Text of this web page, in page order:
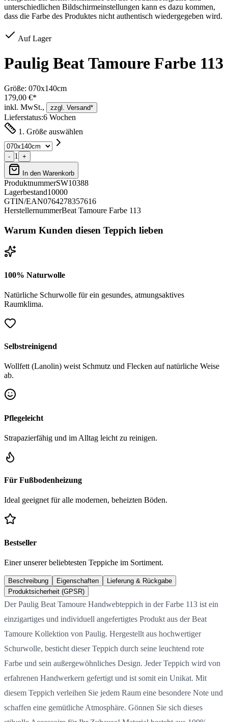
unterschiedlichen Bildschirmeinstellungen kann es dazu kommen,
dass die Farbe des Produktes nicht authentisch wiedergegeben wird.
Auf Lager
Paulig Beat Tamoure Farbe 113
Größe: 070x140cm
179,00 €*
inkl. MwSt.,
zzgl. Versand*
Lieferstatus:6 Wochen
1. Größe auswählen
- 1 +
In den Warenkorb
ProduktnummerSW10388
Lagerbestand10000
GTIN/EAN0764278357616
HerstellernummerBeat Tamoure Farbe 113
Warum Kunden diesen Teppich lieben
100% Naturwolle
Natürliche Schurwolle für ein gesundes, atmungsaktives
Raumklima.
Selbstreinigend
Wollfett (Lanolin) weist Schmutz und Flecken auf natürliche Weise
ab.
Pflegeleicht
Strapazierfähig und im Alltag leicht zu reinigen.
Für Fußbodenheizung
Ideal geeignet für alle modernen, beheizten Böden.
Bestseller
Einer unserer beliebtesten Teppiche im Sortiment.
Beschreibung Eigenschaften
Lieferung & Rückgabe
Produktsicherheit (GPSR)
Der Paulig Beat Tamoure Handwebteppich in der Farbe 113 ist ein
einzigartiges und individuell angefertigtes Produkt aus der Beat
Tamoure Kollektion von Paulig. Hergestellt aus hochwertiger
Schurwolle, besticht dieser Teppich durch seine leuchtend rote
Farbe und sein außergewöhnliches Design. Jeder Teppich wird von
erfahrenen Handwerkern gefertigt und ist somit ein Unikat. Mit
diesem Teppich verleihen Sie jedem Raum eine besondere Note und
schaffen eine gemütliche Atmosphäre. Gönnen Sie sich dieses